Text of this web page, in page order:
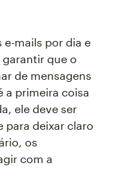
mails por dia e
que o
de mensagens
a primeira coisa
ele deve ser
para deixar claro
os
com a